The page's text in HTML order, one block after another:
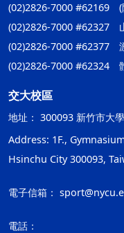
(02)2826-7000 #62169 (
(02)2826-7000 #62327
(02)2826-7000 #62377
(02)2826-7000 #62324
交大校區
地址： 300093 新竹市大
Address: 1F.,
Hsinchu City 300093,
電子信箱：
電話：